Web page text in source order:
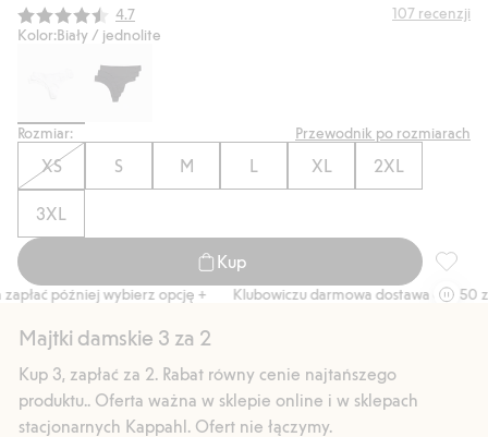
Średnia ocena:
4.7 107 recenzji
Kolor:Biały / jednolite
Rozmiar: Przewodnik po rozmiarach
XS S M L XL 2XL
3XL
Kup
później wybierz opcję + Klubowiczu darmowa dostawa od 150 zł
Majtki damskie 3 za 2
Kup 3, zapłać za 2. Rabat równy cenie najtańszego
produktu.. Oferta ważna w sklepie online i w sklepach
stacjonarnych Kappahl. Ofert nie łączymy.